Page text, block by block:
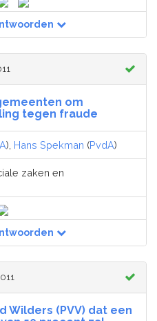
om
tegen fraude
), Hans Spekman (PvdA)
zaken en
Wilders (PVV) dat een